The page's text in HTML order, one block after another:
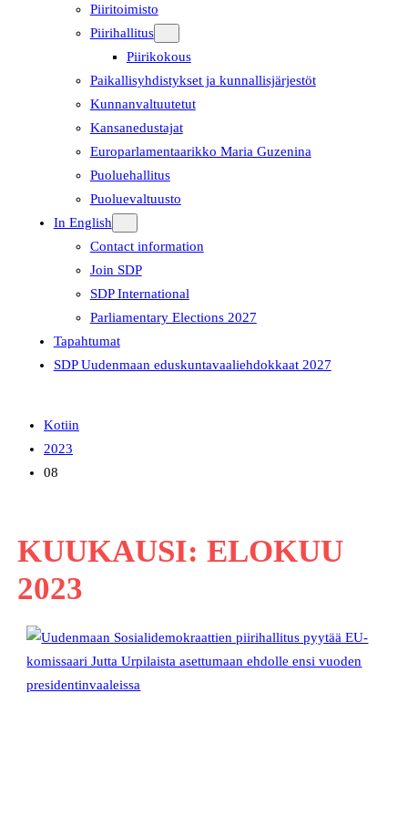
Piiritoimisto
Piirihallitus
Piirikokous
Paikallisyhdistykset ja kunnallisjärjestöt
Kunnanvaltuutetut
Kansanedustajat
Europarlamentaarikko Maria Guzenina
Puoluehallitus
Puoluevaltuusto
In English
Contact information
Join SDP
SDP International
Parliamentary Elections 2027
Tapahtumat
SDP Uudenmaan eduskuntavaaliehdokkaat 2027
Kotiin
2023
08
KUUKAUSI: ELOKUU
2023